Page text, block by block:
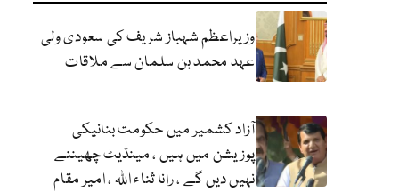
وزیراعظم شہباز شریف کی سعودی ولی
عہد محمد بن سلمان سے ملاقات
آزاد کشمیر میں حکومت بنانیکی
پوزیشن میں ہیں ، مینڈیٹ چھیننے
نہیں دیں گے ، رانا ثناء اللہ ، امیر مقام